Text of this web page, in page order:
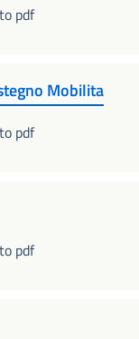
pdf
Mobilita
pdf
pdf